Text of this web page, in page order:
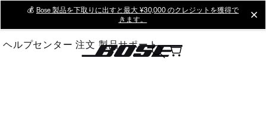
Main
💰 Bose 製品を下取りに出すと最大 ¥30,000 のクレジットを獲得で
きます。
ヘルプセンター 注文 製品サポート